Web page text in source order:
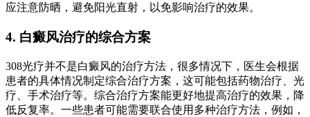
应注意防晒，避免阳光直射，以免影响治疗的效果。
4. 白癜风治疗的综合方案
308光疗并不是白癜风的治疗方法，很多情况下，医生会根据
患者的具体情况制定综合治疗方案，这可能包括药物治疗、光
疗、手术治疗等。综合治疗方案能更好地提高治疗的效果，降
低反复率。一些患者可能需要联合使用多种治疗方法，例如，